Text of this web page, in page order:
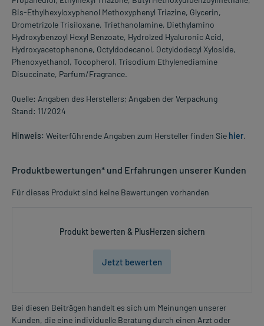
Bis-Ethylhexyloxyphenol Methoxyphenyl Triazine, Glycerin,
Drometrizole Trisiloxane, Triethanolamine, Diethylamino
Hydroxybenzoyl Hexyl Benzoate, Hydrolzed Hyaluronic Acid,
Hydroxyacetophenone, Octyldodecanol, Octyldodecyl Xyloside,
Phenoxyethanol, Tocopherol, Trisodium Ethylenediamine
Disuccinate, Parfum/Fragrance.
Quelle: Angaben des Herstellers; Angaben der Verpackung
Stand: 11/2024
Hinweis: Weiterführende Angaben zum Hersteller finden Sie hier.
Produktbewertungen* und Erfahrungen unserer Kunden
Für dieses Produkt sind keine Bewertungen vorhanden
Produkt bewerten & PlusHerzen sichern
Jetzt bewerten
Bei diesen Beiträgen handelt es sich um Meinungen unserer
Kunden, die eine individuelle Beratung durch einen Arzt oder